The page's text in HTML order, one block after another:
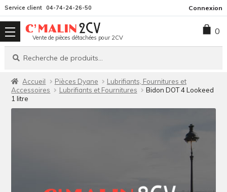
la
navigation
contenu
Service client 04-74-24-26-50 Connexion
Vente de pièces détachées pour 2CV
Recherche
Recherche
0
Accueil Pièces Dyane
Lubrifiants, Fournitures et
Accessoires
Lubrifiants et Fournitures
Bidon DOT 4 Lookeed
1 litre